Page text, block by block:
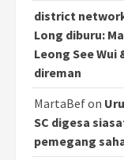
district
Long diburu:
Leong See Wui
direman
MartaBefon
SC digesa
pemegang